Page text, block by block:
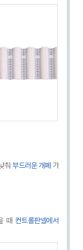
춰 부드러운 개폐 가
때컨트롤판넬에서